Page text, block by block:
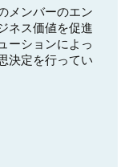
メンバーのエン
ネス価値を促進
ーションによっ
決定を行ってい